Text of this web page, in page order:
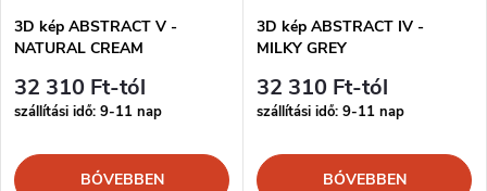
3D kép ABSTRACT V -
NATURAL CREAM
32 310 Ft-tól
szállítási idő: 9-11 nap
BŐVEBBEN
3D kép ABSTRACT IV -
MILKY GREY
32 310 Ft-tól
szállítási idő: 9-11 nap
BŐVEBBEN